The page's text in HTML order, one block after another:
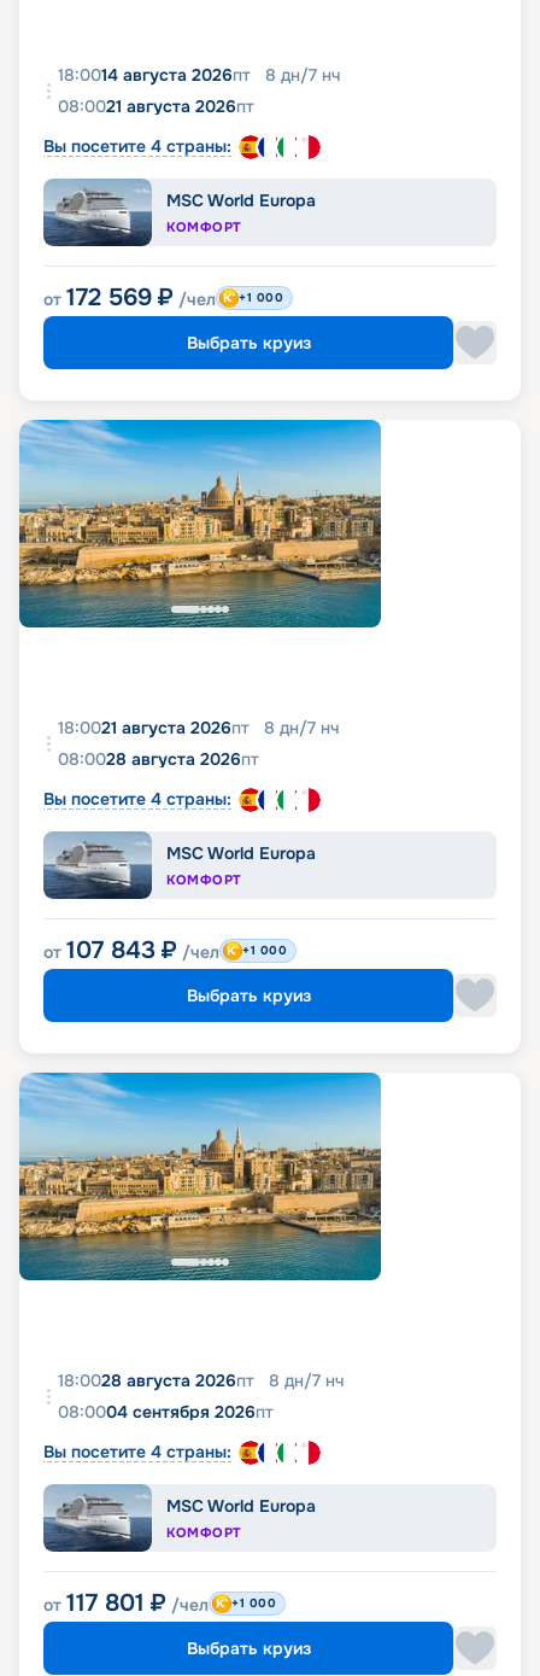
18:0014 августа 2026пт 8 дн/7 нч
08:0021 августа 2026пт
Вы посетите 4 страны:
MSC World Europa
КОМФОРТ
от 172 569 ₽ /чел +1 000
Выбрать круиз
18:0021 августа 2026пт 8 дн/7 нч
08:0028 августа 2026пт
Вы посетите 4 страны:
MSC World Europa
КОМФОРТ
от 107 843 ₽ /чел +1 000
Выбрать круиз
18:0028 августа 2026пт 8 дн/7 нч
08:0004 сентября 2026пт
Вы посетите 4 страны:
MSC World Europa
КОМФОРТ
от 117 801 ₽ /чел +1 000
Выбрать круиз